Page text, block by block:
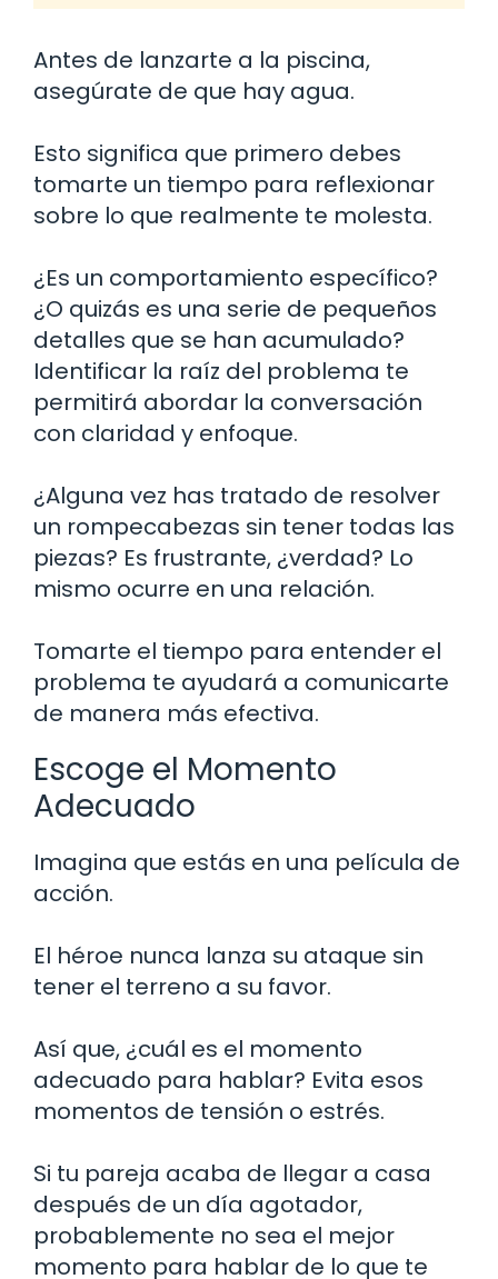
Antes de lanzarte a la piscina,
asegúrate de que hay agua.
Esto significa que primero debes
tomarte un tiempo para reflexionar
sobre lo que realmente te molesta.
¿Es un comportamiento específico?
¿O quizás es una serie de pequeños
detalles que se han acumulado?
Identificar la raíz del problema te
permitirá abordar la conversación
con claridad y enfoque.
¿Alguna vez has tratado de resolver
un rompecabezas sin tener todas las
piezas? Es frustrante, ¿verdad? Lo
mismo ocurre en una relación.
Tomarte el tiempo para entender el
problema te ayudará a comunicarte
de manera más efectiva.
Escoge el Momento
Adecuado
Imagina que estás en una película de
acción.
El héroe nunca lanza su ataque sin
tener el terreno a su favor.
Así que, ¿cuál es el momento
adecuado para hablar? Evita esos
momentos de tensión o estrés.
Si tu pareja acaba de llegar a casa
después de un día agotador,
probablemente no sea el mejor
momento para hablar de lo que te